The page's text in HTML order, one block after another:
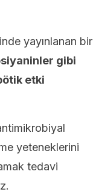
yayınlanan bir
gibi
etki
yeteneklerini
tedavi